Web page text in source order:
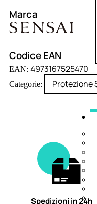
Marca
Codice EAN
EAN: 4973167525470
Categorie: Protezione
Spedizioni in 24h